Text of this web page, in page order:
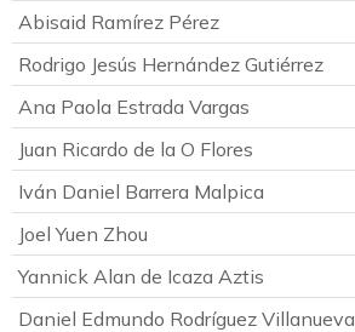
Abisaid Ramírez Pérez
Rodrigo Jesús Hernández Gutiérrez
Ana Paola Estrada Vargas
Juan Ricardo de la O Flores
Iván Daniel Barrera Malpica
Joel Yuen Zhou
Yannick Alan de Icaza Aztis
Daniel Edmundo Rodríguez Villanueva